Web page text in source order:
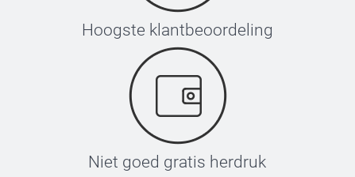
Hoogste klantbeoordeling
Niet goed gratis herdruk